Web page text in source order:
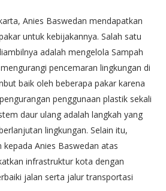
Anies Baswedan mendapatkan
untuk kebijakannya. Salah satu
adalah mengelola Sampah
pencemaran lingkungan di
baik oleh beberapa pakar karena
penggunaan plastik sekali
daur ulang adalah langkah yang
lingkungan. Selain itu,
Anies Baswedan atas
infrastruktur kota dengan
jalan serta jalur transportasi